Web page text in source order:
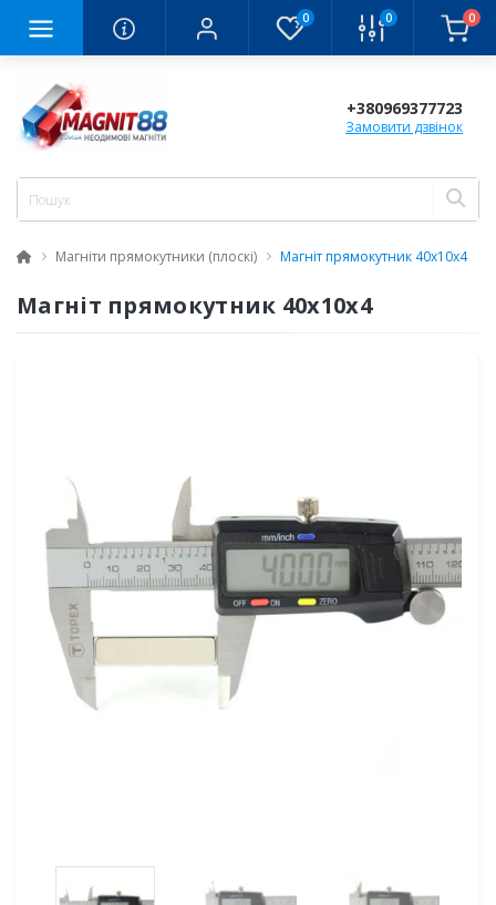
0 0 0
+380969377723
Замовити дзвінок
Магніти прямокутники (плоскі) Магніт прямокутник 40x10x4
Магніт прямокутник 40x10x4